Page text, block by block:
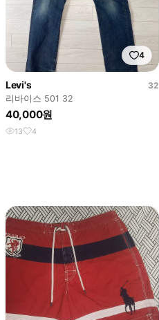
4
Levi's
32
리바이스 501 32
40,000원
13 4